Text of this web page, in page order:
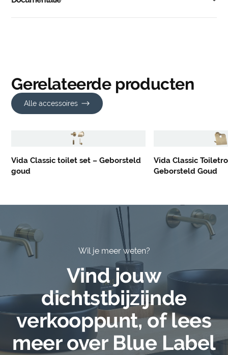
Gerelateerde producten
Alle accessoires
Vida Classic toilet set – Geborsteld
goud
Vida Classic
Geborsteld Goud
Wil je meer weten?
Vind jouw
dichtstbijzijnde
verkooppunt, of lees
meer over Blue Label